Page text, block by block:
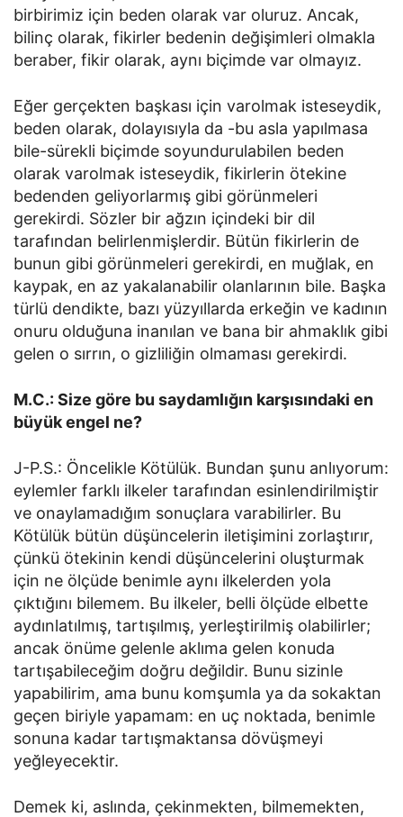
birbirimiz için beden olarak var oluruz. Ancak,
bilinç olarak, fikirler bedenin değişimleri olmakla
beraber, fikir olarak, aynı biçimde var olmayız.
Eğer gerçekten başkası için varolmak isteseydik,
beden olarak, dolayısıyla da -bu asla yapılmasa
bile-sürekli biçimde soyundurulabilen beden
olarak varolmak isteseydik, fikirlerin ötekine
bedenden geliyorlarmış gibi görünmeleri
gerekirdi. Sözler bir ağzın içindeki bir dil
tarafından belirlenmişlerdir. Bütün fikirlerin de
bunun gibi görünmeleri gerekirdi, en muğlak, en
kaypak, en az yakalanabilir olanlarının bile. Başka
türlü dendikte, bazı yüzyıllarda erkeğin ve kadının
onuru olduğuna inanılan ve bana bir ahmaklık gibi
gelen o sırrın, o gizliliğin olmaması gerekirdi.
M.C.: Size göre bu saydamlığın karşısındaki en
büyük engel ne?
J-P.S.: Öncelikle Kötülük. Bundan şunu anlıyorum:
eylemler farklı ilkeler tarafından esinlendirilmiştir
ve onaylamadığım sonuçlara varabilirler. Bu
Kötülük bütün düşüncelerin iletişimini zorlaştırır,
çünkü ötekinin kendi düşüncelerini oluşturmak
için ne ölçüde benimle aynı ilkelerden yola
çıktığını bilemem. Bu ilkeler, belli ölçüde elbette
aydınlatılmış, tartışılmış, yerleştirilmiş olabilirler;
ancak önüme gelenle aklıma gelen konuda
tartışabileceğim doğru değildir. Bunu sizinle
yapabilirim, ama bunu komşumla ya da sokaktan
geçen biriyle yapamam: en uç noktada, benimle
sonuna kadar tartışmaktansa dövüşmeyi
yeğleyecektir.
Demek ki, aslında, çekinmekten, bilmemekten,